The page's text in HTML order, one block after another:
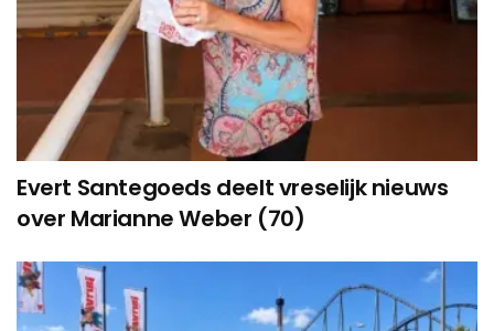
Evert Santegoeds deelt vreselijk nieuws
over Marianne Weber (70)